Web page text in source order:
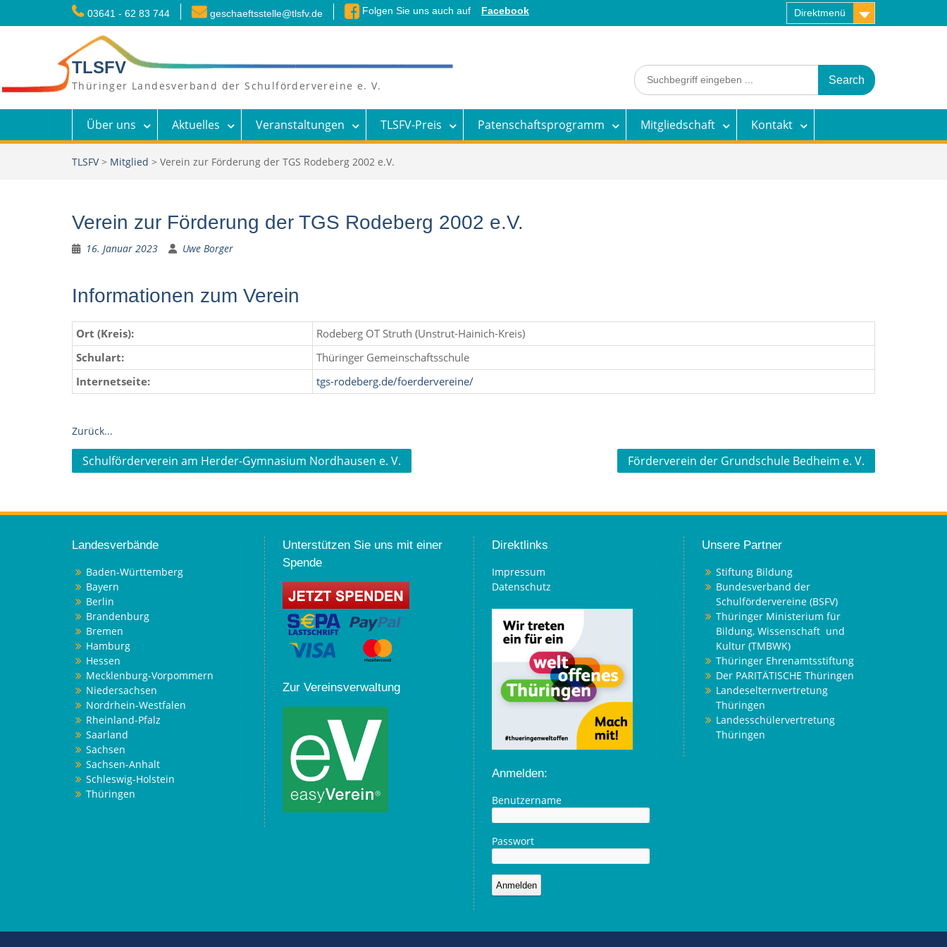
03641 - 62 83 744 geschaeftsstelle@tlsfv.de Folgen Sie uns auch auf Facebook Direktmenü
TLSFV
Thüringer Landesverband der Schulfördervereine e. V.
Search
for:
Über uns Aktuelles Veranstaltungen TLSFV-Preis Patenschaftsprogramm Mitgliedschaft Kontakt
TLSFV> Mitglied > Verein zur Förderung der TGS Rodeberg 2002 e.V.
Verein zur Förderung der TGS Rodeberg 2002 e.V.
16. Januar 2023 Uwe Borger
Informationen zum Verein
Ort (Kreis):
Rodeberg OT Struth (Unstrut-Hainich-Kreis)
Schulart:
Thüringer Gemeinschaftsschule
Internetseite:
tgs-rodeberg.de/foerdervereine/
Zurück...
Beitragsnavigation
Schulförderverein am Herder-Gymnasium Nordhausen e. V. Förderverein der Grundschule Bedheim e. V.
Landesverbände
Baden-Württemberg
Bayern
Berlin
Brandenburg
Bremen
Hamburg
Hessen
Mecklenburg-Vorpommern
Niedersachsen
Nordrhein-Westfalen
Rheinland-Pfalz
Saarland
Sachsen
Sachsen-Anhalt
Schleswig-Holstein
Thüringen
Unterstützen Sie uns mit einer
Spende
Zur Vereinsverwaltung
Direktlinks
Impressum
Datenschutz
Anmelden:
Benutzername
Passwort
Unsere Partner
Stiftung Bildung
Bundesverband der
Schulfördervereine (BSFV)
Thüringer Ministerium für
Bildung, Wissenschaft und
Kultur (TMBWK)
Thüringer Ehrenamtsstiftung
Der PARITÄTISCHE Thüringen
Landeselternvertretung
Thüringen
Landesschülervertretung
Thüringen